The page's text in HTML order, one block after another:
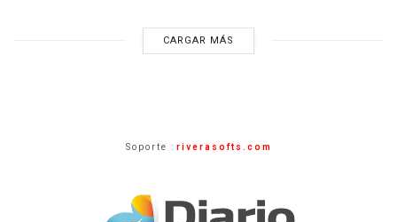
CARGAR MÁS
Soporte : riverasofts.com